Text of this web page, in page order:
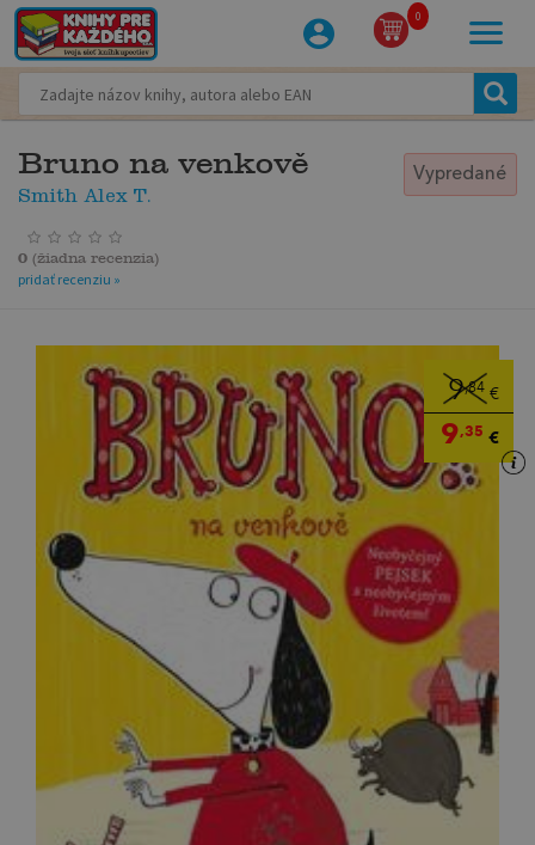
0
Bruno na venkově
Smith Alex T.
Vypredané
0 (žiadna recenzia)
pridať recenziu »
9,84 €
9,35 €